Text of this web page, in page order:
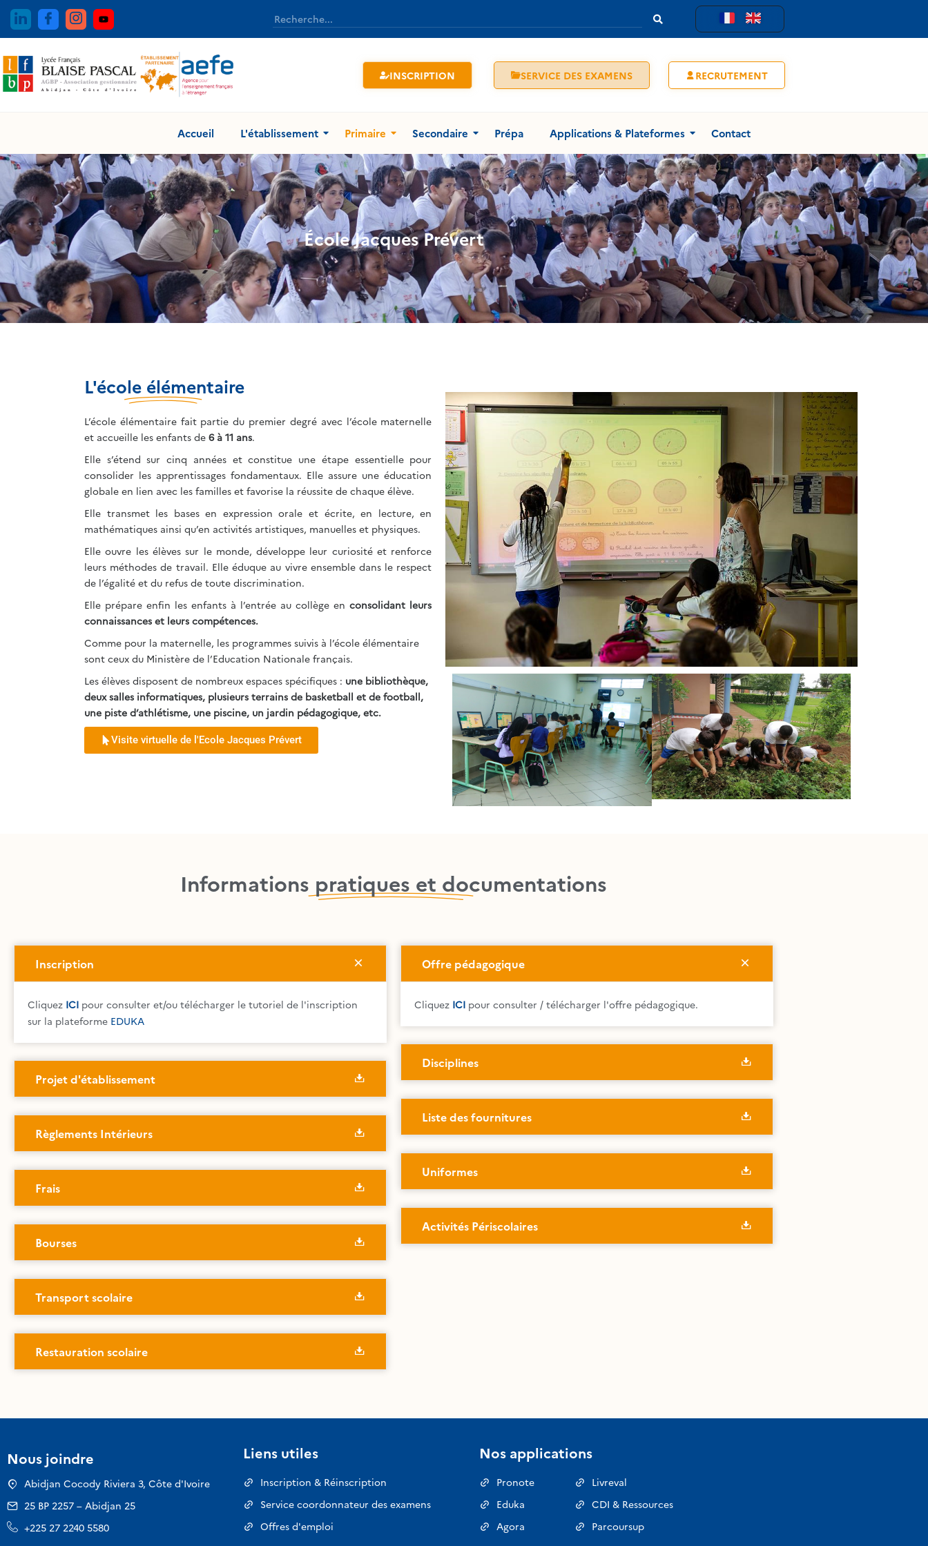
contenu
INSCRIPTION SERVICE DES EXAMENS RECRUTEMENT
Accueil L'établissement Primaire Secondaire Prépa Applications & Plateformes Contact
École Jacques Prévert
L'école élémentaire
L’école élémentaire fait partie du premier degré avec l’école maternelle
et accueille les enfants de 6 à 11 ans.
Elle s’étend sur cinq années et constitue une étape essentielle pour
consolider les apprentissages fondamentaux. Elle assure une éducation
globale en lien avec les familles et favorise la réussite de chaque élève.
Elle transmet les bases en expression orale et écrite, en lecture, en
mathématiques ainsi qu’en activités artistiques, manuelles et physiques.
Elle ouvre les élèves sur le monde, développe leur curiosité et renforce
leurs méthodes de travail. Elle éduque au vivre ensemble dans le respect
de l’égalité et du refus de toute discrimination.
Elle prépare enfin les enfants à l’entrée au collège enconsolidant leurs
connaissances et leurs compétences.
Comme pour la maternelle, les programmes suivis à l’école élémentaire
sont ceux du Ministère de l’Education Nationale français.
Les élèves disposent de nombreux espaces spécifiques : une bibliothèque,
deux salles informatiques, plusieurs terrains de basketball et de football,
une piste d’athlétisme, une piscine, un jardin pédagogique, etc.
Visite virtuelle de l'Ecole Jacques Prévert
Informations pratiques et documentations
Inscription
Cliquez ICI pour consulter et/ou télécharger le tutoriel de l'inscription
sur la plateforme EDUKA
Projet d'établissement
Règlements Intérieurs
Frais
Bourses
Transport scolaire
Restauration scolaire
Offre pédagogique
Cliquez ICI pour consulter / télécharger l'offre pédagogique.
Disciplines
Liste des fournitures
Uniformes
Activités Périscolaires
Nous joindre
Abidjan Cocody Riviera 3, Côte d'Ivoire
25 BP 2257 – Abidjan 25
+225 27 2240 5580
Liens utiles
Inscription & Réinscription
Service coordonnateur des examens
Offres d'emploi
Nos applications
Pronote
Eduka
Agora
Livreval
CDI & Ressources
Parcoursup